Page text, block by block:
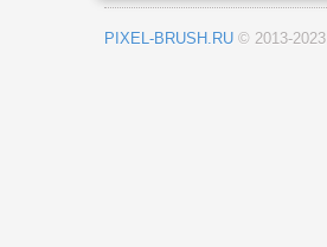
PIXEL-BRUSH.RU © 2013-